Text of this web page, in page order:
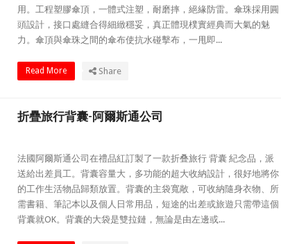
用。工程塑膠傘頂，一體式注塑，耐磨摔，絕緣防雷。傘珠採用圓
頭設計，接口處縫合得細緻穩妥，真正體現樸實經典而大氣的魅
力。傘頂與傘珠之間的傘布使抗水碰擊布，一甩即...
Read More Share
折疊旅行背囊-阿爾斯通公司
法國阿爾斯通公司在禮品紅訂製了一款折叠旅行 背囊 紀念品，派
送給出差員工。背囊容量大，多功能的超大收納設計，很好地將你
的工作生活物品歸類放置。背囊的主袋寬敞，可收納隨身衣物、所
需書籍、筆記本以及個人日常用品，短途的出差或旅遊只需帶這個
背囊就OK。背囊的大袋是雙拉鏈，無論是由左邊或...